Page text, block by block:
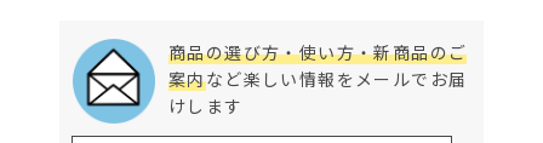
商品の選び方・使い方・新商品のご
案内など楽しい情報をメールでお届
けします